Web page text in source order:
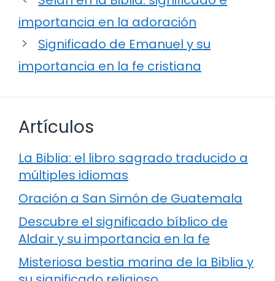
importancia en la adoración
Significado de Emanuel y su
importancia en la fe cristiana
Artículos
La Biblia: el libro sagrado traducido a
múltiples idiomas
Oración a San Simón de Guatemala
Descubre el significado bíblico de
Aldair y su importancia en la fe
Misteriosa bestia marina de la Biblia y